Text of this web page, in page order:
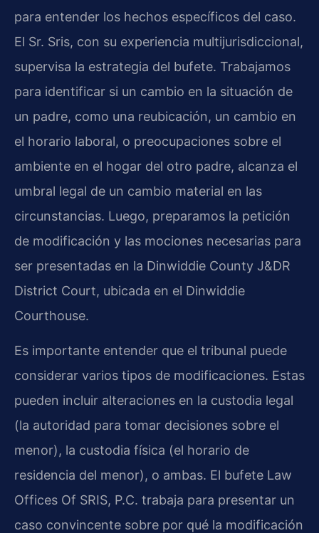
para entender los hechos específicos del caso.
El Sr. Sris, con su experiencia multijurisdiccional,
supervisa la estrategia del bufete. Trabajamos
para identificar si un cambio en la situación de
un padre, como una reubicación, un cambio en
el horario laboral, o preocupaciones sobre el
ambiente en el hogar del otro padre, alcanza el
umbral legal de un cambio material en las
circunstancias. Luego, preparamos la petición
de modificación y las mociones necesarias para
ser presentadas en la Dinwiddie County J&DR
District Court, ubicada en el Dinwiddie
Courthouse.
Es importante entender que el tribunal puede
considerar varios tipos de modificaciones. Estas
pueden incluir alteraciones en la custodia legal
(la autoridad para tomar decisiones sobre el
menor), la custodia física (el horario de
residencia del menor), o ambas. El bufete Law
Offices Of SRIS, P.C. trabaja para presentar un
caso convincente sobre por qué la modificación